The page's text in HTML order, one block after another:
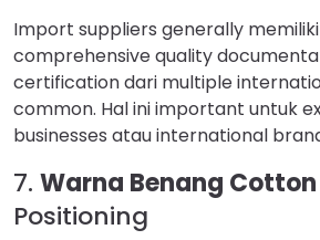
Import suppliers generally
comprehensive quality
certification dari multiple
common. Hal ini important untuk
businesses atau international
7. Warna Benang Cotton
Positioning